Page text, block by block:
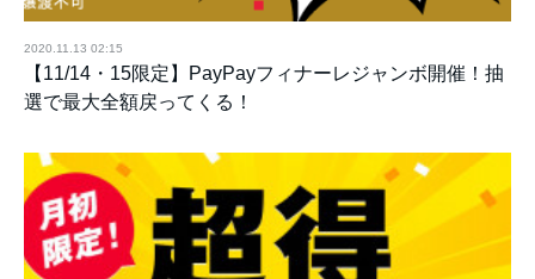
2020.11.13 02:15
【11/14・15限定】PayPayフィナーレジャンボ開催！抽
選で最大全額戻ってくる！